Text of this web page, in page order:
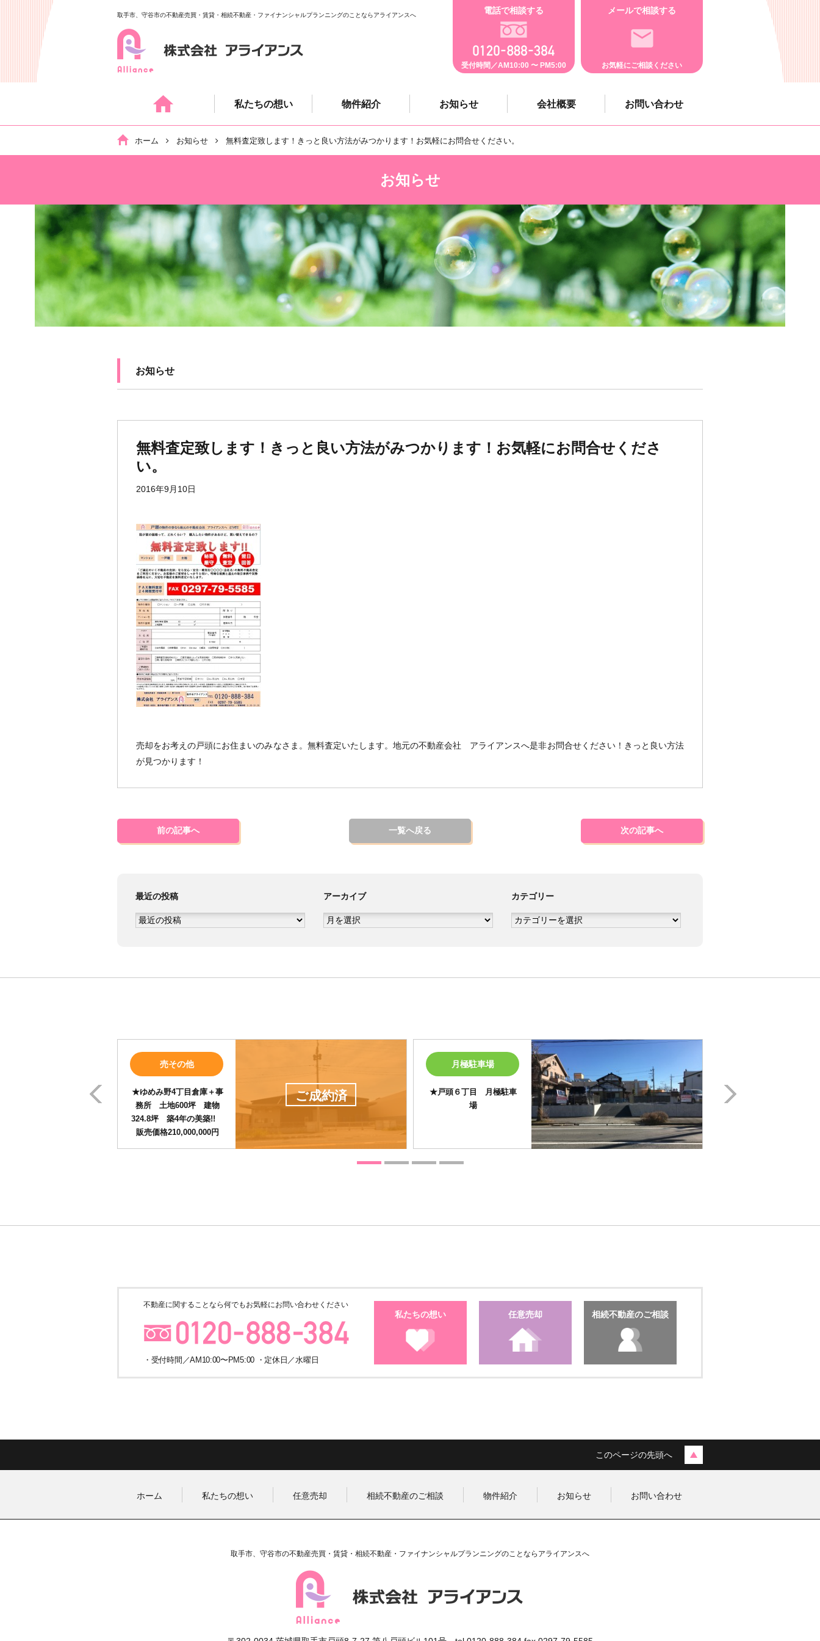
取手市、守谷市の不動産売買・賃貸・相続不動産・ファイナンシャルプランニングのことならアライアンスへ 電話で相談する
受付時間／AM10:00 〜 PM5:00
メールで相談する
お気軽にご相談ください
私たちの想い 物件紹介 お知らせ 会社概要 お問い合わせ
ホーム お知らせ 無料査定致します！きっと良い方法がみつかります！お気軽にお問合せください。
お知らせ
お知らせ
無料査定致します！きっと良い方法がみつかります！お気軽にお問合せくださ
い。
2016年9月10日
売却をお考えの戸頭にお住まいのみなさま。無料査定いたします。地元の不動産会社 アライアンスへ是非お問合せください！きっと良い方法
が見つかります！
前の記事へ 一覧へ戻る 次の記事へ
最近の投稿 アーカイブ
ア
ー
カ
カテゴリー
カ
テ
ゴ
売その他
★ゆめみ野4丁目倉庫＋事
務所 土地600坪 建物
324.8坪 築4年の美築!!
販売価格210,000,000円
ご成約済
月極駐車場
★戸頭６丁目 月極駐車
場
戸頭駅徒歩5分!! 「長塚
不動産に関することなら何でもお気軽にお問い合わせください
・受付時間／AM10:00〜PM5:00 ・定休日／水曜日
私たちの想い 任意売却 相続不動産のご相談
このページの先頭へ
ホーム 私たちの想い 任意売却 相続不動産のご相談 物件紹介 お知らせ お問い合わせ
取手市、守谷市の不動産売買・賃貸・相続不動産・ファイナンシャルプランニングのことならアライアンスへ